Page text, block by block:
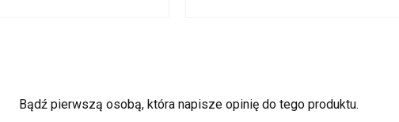
Bądź pierwszą osobą, która napisze opinię do tego produktu.